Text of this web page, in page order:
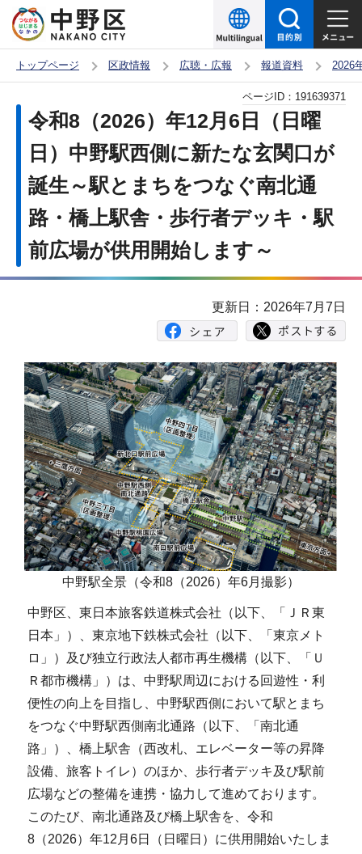
の
ー
トップページ 区政情報 広聴・広報 報道資料 2026
令和8（2026）年12月6日（日曜
日）中野駅西側に新たな玄関口が
誕生～駅とまちをつなぐ南北通
路・橋上駅舎・歩行者デッキ・駅
前広場が供用開始します～
ページID： 191639371
更新日：2026年7月7日
中野駅全景（令和8（2026）年6月撮影）
中野区、東日本旅客鉄道株式会社（以下、「ＪＲ東
日本」）、東京地下鉄株式会社（以下、「東京メト
ロ」）及び独立行政法人都市再生機構（以下、「Ｕ
Ｒ都市機構」）は、中野駅周辺における回遊性・利
便性の向上を目指し、中野駅西側において駅とまち
をつなぐ中野駅西側南北通路（以下、「南北通
路」）、橋上駅舎（西改札、エレベーター等の昇降
設備、旅客トイレ）のほか、歩行者デッキ及び駅前
広場などの整備を連携・協力して進めております。
このたび、南北通路及び橋上駅舎を、令和
8（2026）年12月6日（日曜日）に供用開始いたしま